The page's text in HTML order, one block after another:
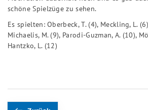
schöne Spielzüge zu sehen.
Es spielten: Oberbeck, T. (4), Meckling, L.
Michaelis, M. (9), Parodi-Guzman, A. (10),
Hantzko, L. (12)